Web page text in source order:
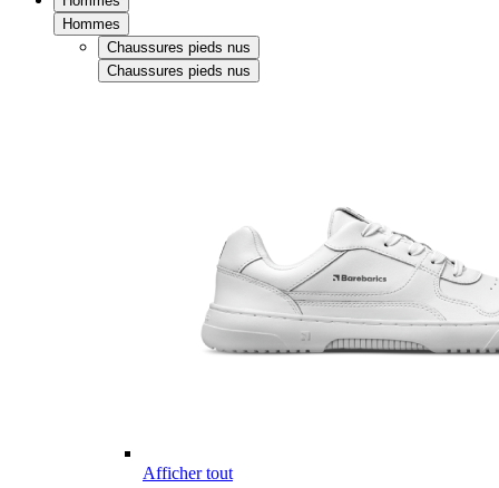
Hommes
Chaussures pieds nus
Chaussures pieds nus
Afficher tout